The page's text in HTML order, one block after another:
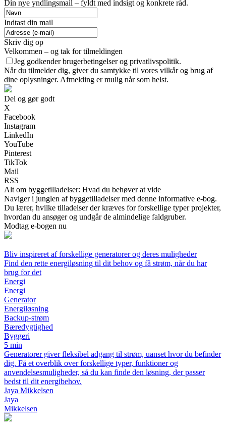
Din nye yndlingsmail – fyldt med indsigt og konkrete råd.
Indtast din mail
Skriv dig op
Velkommen – og tak for tilmeldingen
Jeg godkender brugerbetingelser og privatlivspolitik.
Når du tilmelder dig, giver du samtykke til vores vilkår og brug af
dine oplysninger. Afmelding er mulig når som helst.
Del og gør godt
X
Facebook
Instagram
LinkedIn
YouTube
Pinterest
TikTok
Mail
RSS
Alt om byggetilladelser: Hvad du behøver at vide
Naviger i junglen af byggetilladelser med denne informative e-bog.
Du lærer, hvilke tilladelser der kræves for forskellige typer projekter,
hvordan du ansøger og undgår de almindelige faldgruber.
Modtag e-bogen nu
Bliv inspireret af forskellige generatorer og deres muligheder
Find den rette energiløsning til dit behov og få strøm, når du har
brug for det
Energi
Energi
Generator
Energiløsning
Backup-strøm
Bæredygtighed
Byggeri
5 min
Generatorer giver fleksibel adgang til strøm, uanset hvor du befinder
dig. Få et overblik over forskellige typer, funktioner og
anvendelsesmuligheder, så du kan finde den løsning, der passer
bedst til dit energibehov.
Jaya Mikkelsen
Jaya
Mikkelsen